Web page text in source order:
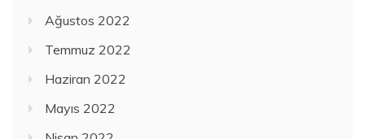
Ağustos 2022
Temmuz 2022
Haziran 2022
Mayıs 2022